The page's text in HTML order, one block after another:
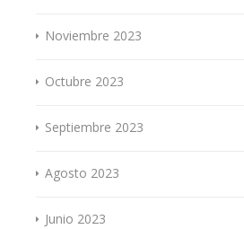
Noviembre 2023
Octubre 2023
Septiembre 2023
Agosto 2023
Junio 2023